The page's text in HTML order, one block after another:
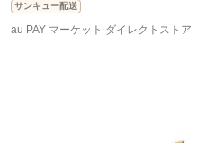
サンキュー配送
au PAY マーケット ダイレクトストア